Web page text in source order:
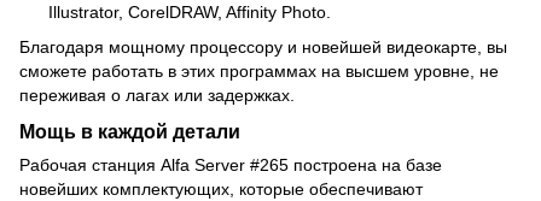
Illustrator, CorelDRAW, Affinity Photo.
Благодаря мощному процессору и новейшей видеокарте, вы
сможете работать в этих программах на высшем уровне, не
переживая о лагах или задержках.
Мощь в каждой детали
Рабочая станция Alfa Server #265 построена на базе
новейших комплектующих, которые обеспечивают